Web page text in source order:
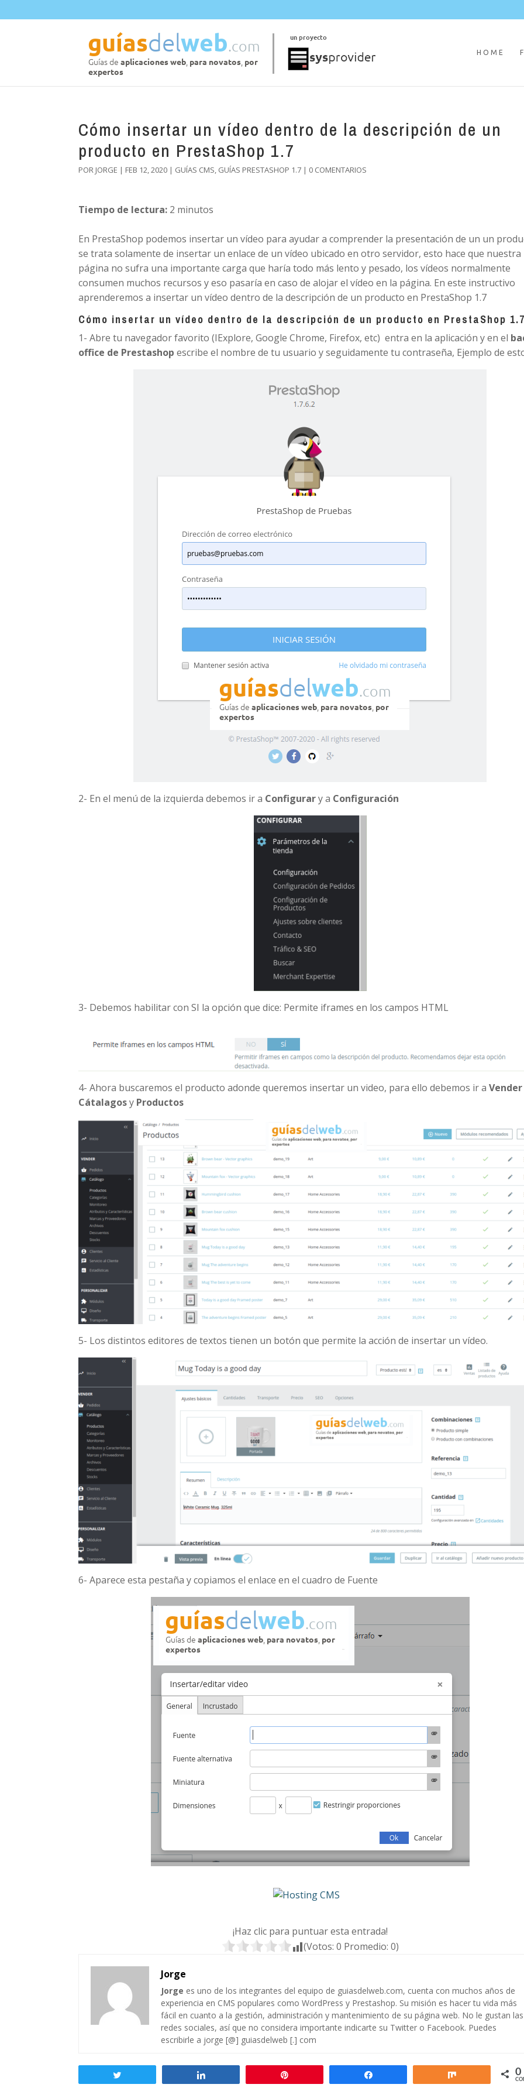
HOME
Cómo insertar un vídeo dentro de la descripción de un
producto en PrestaShop 1.7
POR JORGE | FEB 12, 2020 | GUÍAS CMS, GUÍAS PRESTASHOP 1.7 | 0 COMENTARIOS
Tiempo de lectura: 2 minutos
En PrestaShop podemos insertar un vídeo para ayudar a comprender la presentación de un un
se trata solamente de insertar un enlace de un vídeo ubicado en otro servidor, esto hace que nuestra
página no sufra una importante carga que haría todo más lento y pesado, los vídeos normalmente
consumen muchos recursos y eso pasaría en caso de alojar el vídeo en la página. En este instructivo
aprenderemos a insertar un vídeo dentro de la descripción de un producto en PrestaShop 1.7
Cómo insertar un vídeo dentro de la descripción de un producto en PrestaShop
1- Abre tu navegador favorito (IExplore, Google Chrome, Firefox, etc) entra en la aplicación y en el
office de Prestashop escribe el nombre de tu usuario y seguidamente tu contraseña, Ejemplo de
2- En el menú de la izquierda debemos ir a Configurary a Configuración
3- Debemos habilitar con SI la opción que dice: Permite iframes en los campos HTML
4- Ahora buscaremos el producto adonde queremos insertar un video, para ello debemos ir a
Cátalagosy Productos
5- Los distintos editores de textos tienen un botón que permite la acción de insertar un vídeo.
6- Aparece esta pestaña y copiamos el enlace en el cuadro de Fuente
¡Haz clic para puntuar esta entrada!
(Votos: 0 Promedio: 0)
Jorge
Jorge es uno de los integrantes del equipo de guiasdelweb.com, cuenta con muchos años de
experiencia en CMS populares como WordPress y Prestashop. Su misión es hacer tu vida más
fácil en cuanto a la gestión, administración y mantenimiento de su página web. No le gustan las
redes sociales, así que no considera importante indicarte su Twitter o Facebook. Puedes
escribirle a jorge [@] guiasdelweb [.] com
0